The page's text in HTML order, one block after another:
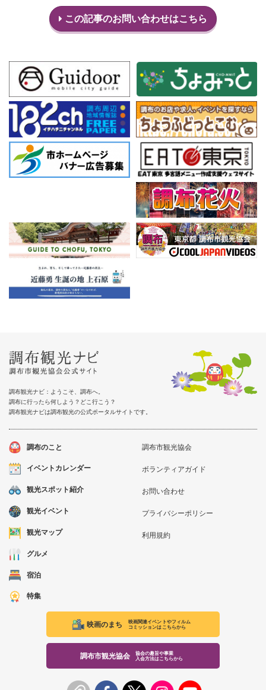
この記事のお問い合わせはこちら
調布観光ナビ：ようこそ、調布へ。
調布に行ったら何しよう？どこ行こう？
調布観光ナビは調布観光の公式ポータルサイトです。
調布のこと
イベントカレンダー
観光スポット紹介
観光イベント
観光マップ
グルメ
宿泊
特集
調布市観光協会
ボランティアガイド
お問い合わせ
プライバシーポリシー
利用規約
映画のまち
映画関連イベントやフィルム
コミッションはこちらから
調布市観光協会
協会の趣旨や事業
入会方法はこちらから